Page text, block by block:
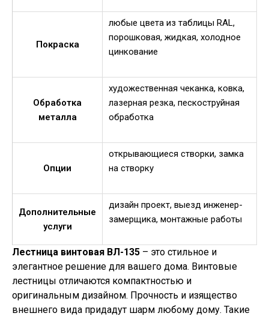
Покраска
любые цвета из таблицы RAL,
порошковая, жидкая, холодное
цинкование
Обработка
металла
художественная чеканка, ковка,
лазерная резка, пескоструйная
обработка
Опции
открывающиеся створки, замка
на створку
Дополнительные
услуги
дизайн проект, выезд инженер-
замерщика, монтажные работы
Лестница винтовая ВЛ-135 – это стильное и
элегантное решение для вашего дома. Винтовые
лестницы отличаются компактностью и
оригинальным дизайном. Прочность и изящество
внешнего вида придадут шарм любому дому. Такие